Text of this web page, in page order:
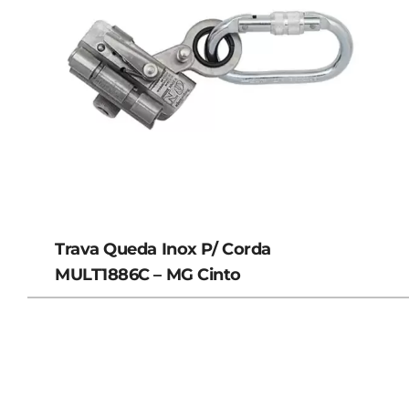
Trava Queda Inox P/ Corda
MULT1886C – MG Cinto